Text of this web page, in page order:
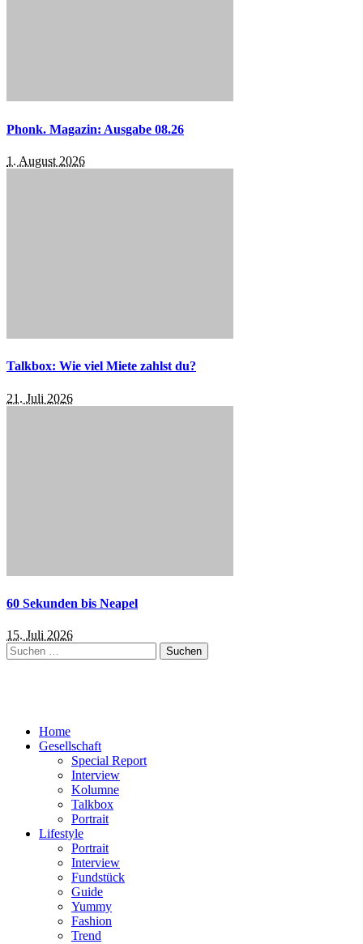
Phonk. Magazin: Ausgabe 08.26
1. August 2026
Talkbox: Wie viel Miete zahlst du?
21. Juli 2026
60 Sekunden bis Neapel
15. Juli 2026
Suchen
nach:
Home
Gesellschaft
Special Report
Interview
Kolumne
Talkbox
Portrait
Lifestyle
Portrait
Interview
Fundstück
Guide
Yummy
Fashion
Trend